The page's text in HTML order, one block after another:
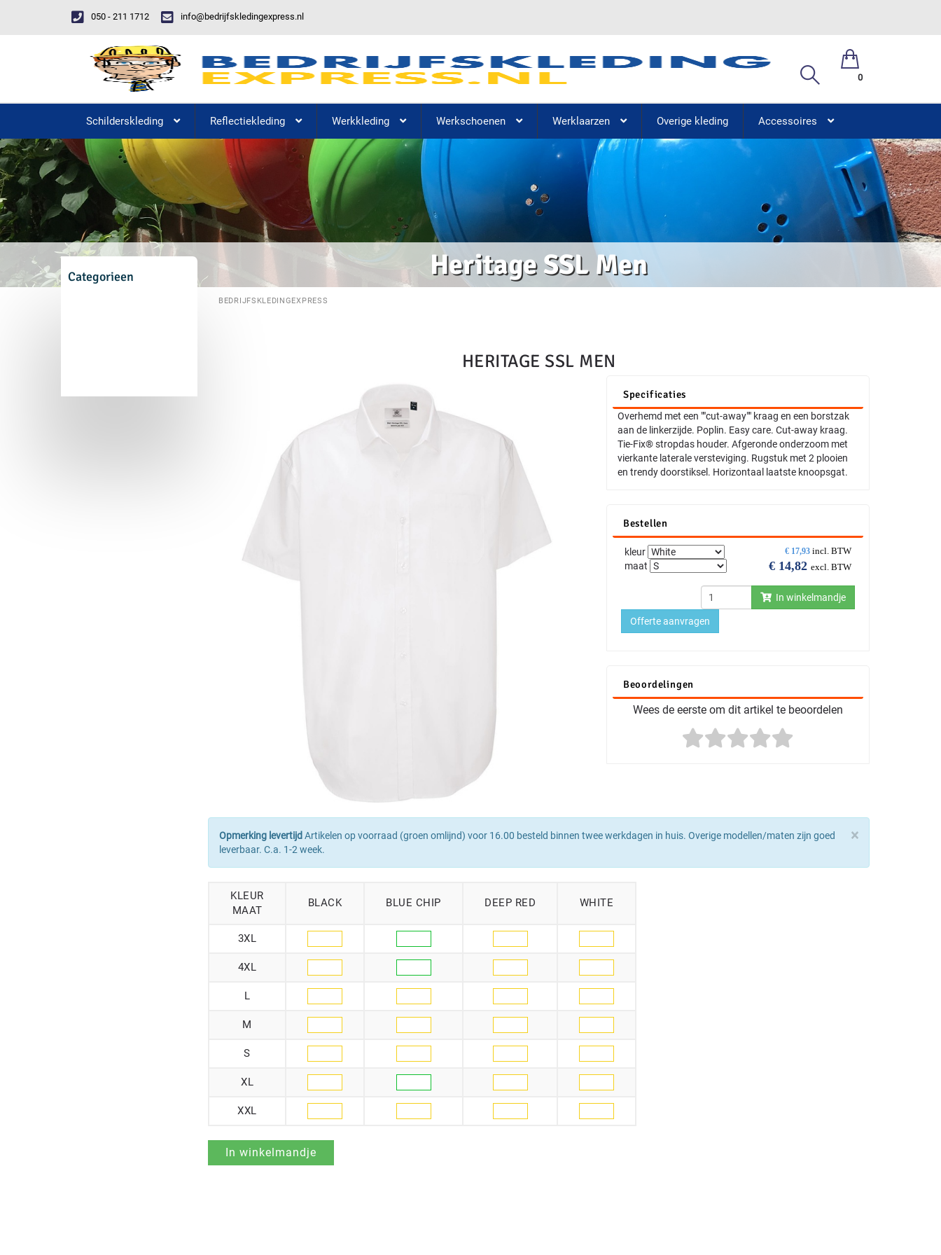
050 - 211 1712 info@bedrijfskledingexpress.nl
0
Schilderskleding Reflectiekleding Werkkleding Werkschoenen Werklaarzen Overige kleding Accessoires
Heritage SSL Men
BEDRIJFSKLEDINGEXPRESS
HERITAGE SSL MEN
Specificaties
Overhemd met een ""cut-away"" kraag en een borstzak
aan de linkerzijde. Poplin. Easy care. Cut-away kraag.
Tie-Fix® stropdas houder. Afgeronde onderzoom met
vierkante laterale versteviging. Rugstuk met 2 plooien
en trendy doorstiksel. Horizontaal laatste knoopsgat.
Bestellen
€ 17,93 incl. BTW
€ 14,82 excl. BTW
kleur
maat
In winkelmandje
Offerte aanvragen
Beoordelingen
Wees de eerste om dit artikel te beoordelen
×
Opmerking levertijd Artikelen op voorraad (groen omlijnd) voor 16.00 besteld binnen twee werkdagen in huis. Overige modellen/maten zijn goed
leverbaar. C.a. 1-2 week.
KLEUR
MAAT
BLACK BLUE CHIP DEEP RED WHITE
3XL
4XL
L
M
S
XL
XXL
Categorieen